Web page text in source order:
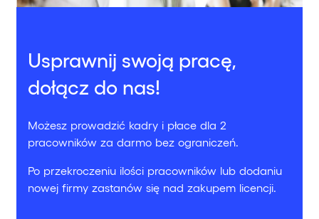
Usprawnij swoją pracę,
dołącz do nas!
Możesz prowadzić kadry i płace dla 2
pracowników za darmo bez ograniczeń.
Po przekroczeniu ilości pracowników lub dodaniu
nowej firmy zastanów się nad zakupem licencji.